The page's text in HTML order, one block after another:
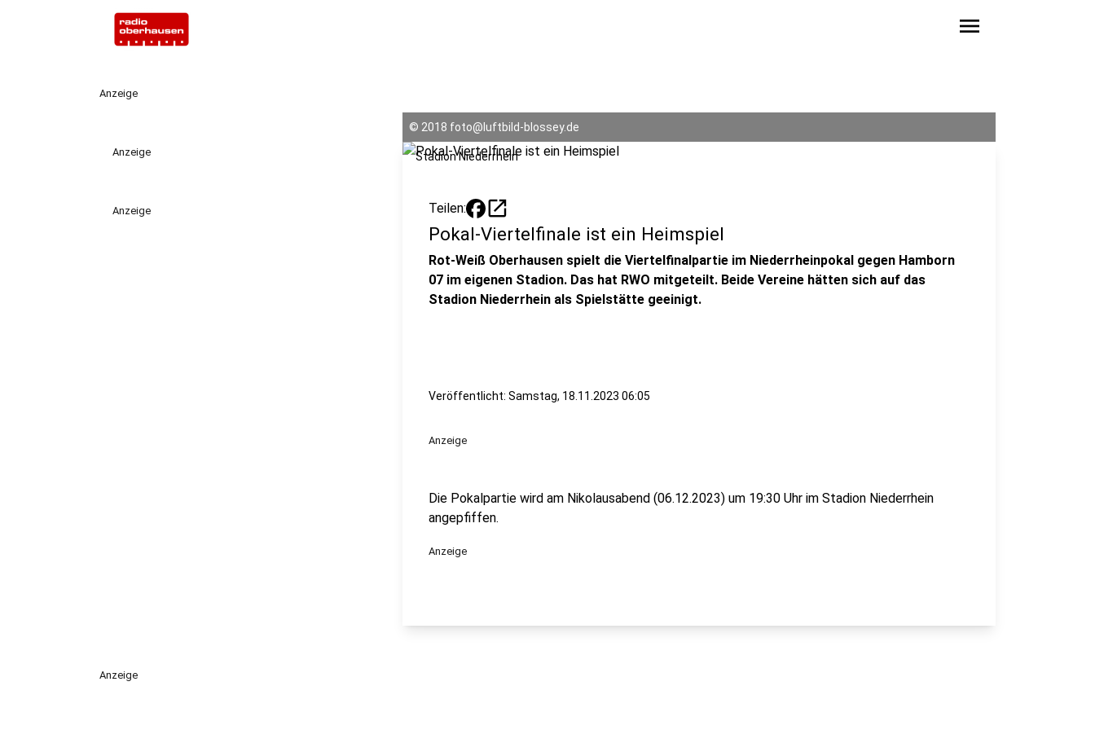
menu
Anzeige
Anzeige
Anzeige
© 2018 foto@luftbild-blossey.de
Stadion Niederrhein
Teilen: open_in_new
Pokal-Viertelfinale ist ein Heimspiel
Rot-Weiß Oberhausen spielt die Viertelfinalpartie im Niederrheinpokal gegen Hamborn
07 im eigenen Stadion. Das hat RWO mitgeteilt. Beide Vereine hätten sich auf das
Stadion Niederrhein als Spielstätte geeinigt.
Veröffentlicht: Samstag, 18.11.2023 06:05
Anzeige
Die Pokalpartie wird am Nikolausabend (06.12.2023) um 19:30 Uhr im Stadion Niederrhein
angepfiffen.
Anzeige
Anzeige